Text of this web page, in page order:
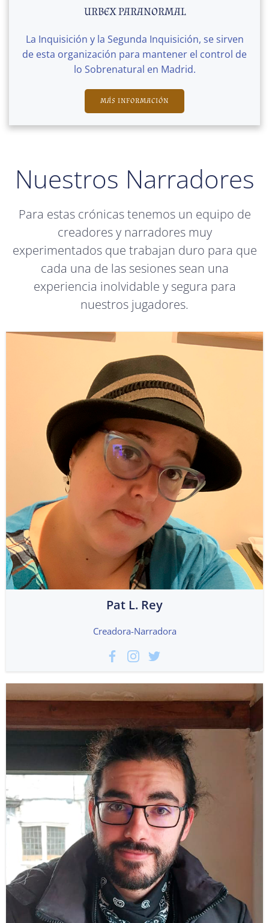
URBEX PARANORMAL
La Inquisición y la Segunda Inquisición, se sirven
de esta organización para mantener el control de
lo Sobrenatural en Madrid.
MÁS INFORMACIÓN
Nuestros Narradores
Para estas crónicas tenemos un equipo de
creadores y narradores muy
experimentados que trabajan duro para que
cada una de las sesiones sean una
experiencia inolvidable y segura para
nuestros jugadores.
Pat L. Rey
Creadora-Narradora